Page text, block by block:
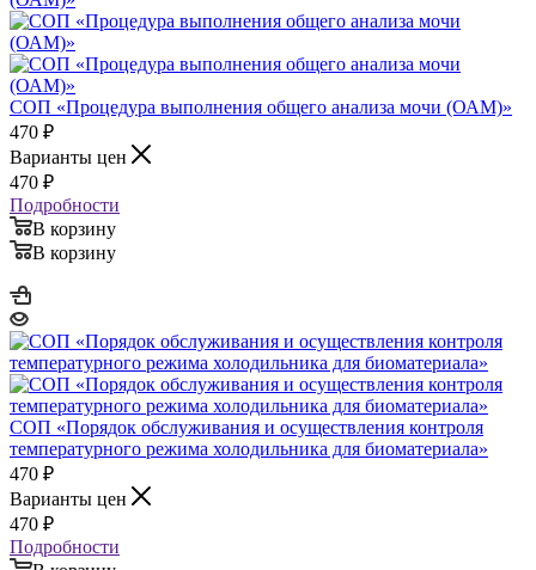
СОП «Процедура выполнения общего анализа мочи (ОАМ)»
470 ₽
Варианты цен
470 ₽
Подробности
В корзину
В корзину
СОП «Порядок обслуживания и осуществления контроля
температурного режима холодильника для биоматериала»
470 ₽
Варианты цен
470 ₽
Подробности